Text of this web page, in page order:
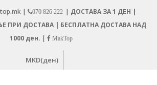
| 070 826 222 | ДОСТАВА ЗА 1 ДЕН |
ПРИ ДОСТАВА | БЕСПЛАТНА ДОСТАВА НАД
1000 ден. | MakTop
MKD(ден)